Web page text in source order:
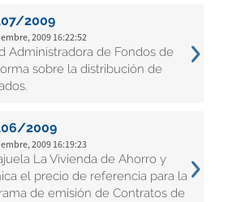
2009
2009 16:22:52
Administradora de Fondos de
sobre la distribución de
2009
2009 16:19:23
La Vivienda de Ahorro y
el precio de referencia para la
de emisión de Contratos de